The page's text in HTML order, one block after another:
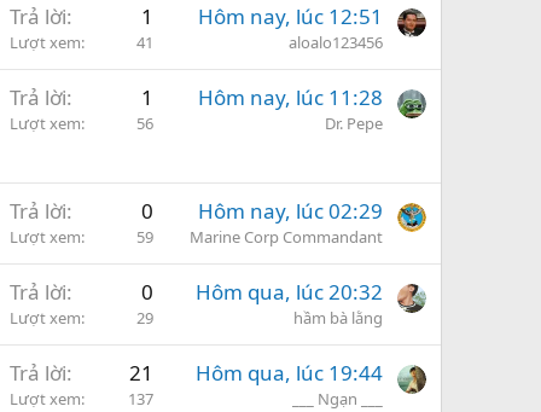
Trả lời 1
Lượt xem 41
Hôm nay, lúc 12:51
aloalo123456
Trả lời 1
Lượt xem 56
Hôm nay, lúc 11:28
Dr. Pepe
Trả lời 0
Lượt xem 59
Hôm nay, lúc 02:29
Marine Corp Commandant
Trả lời 0
Lượt xem 29
Hôm qua, lúc 20:32
hầm bà lằng
Trả lời 21
Lượt xem 137
Hôm qua, lúc 19:44
___ Ngạn ___